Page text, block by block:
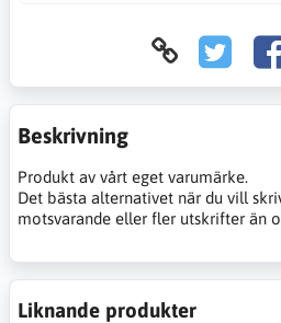
Beskrivning
Produkt av vårt eget varumärke.
Det bästa alternativet när du vill
motsvarande eller fler utskrifter än
Liknande produkter